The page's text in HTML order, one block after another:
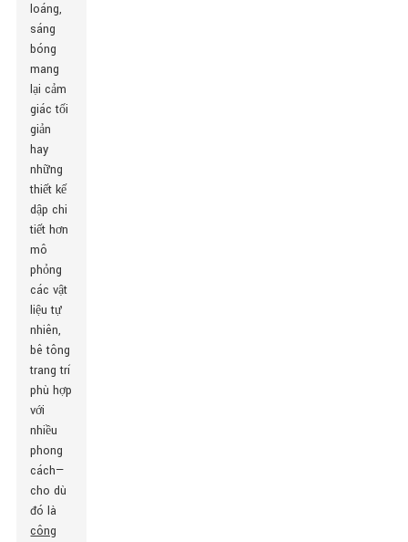
loáng,
sáng
bóng
mang
lại cảm
giác tối
giản
hay
những
thiết kế
dập chi
tiết hơn
mô
phỏng
các vật
liệu tự
nhiên,
bê tông
trang trí
phù hợp
với
nhiều
phong
cách—
cho dù
đó là
công